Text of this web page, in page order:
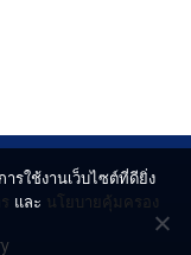
รใช้งานเว็บไซต์ที่ดียิ่ง
และ นโยบายคุ้มครอง